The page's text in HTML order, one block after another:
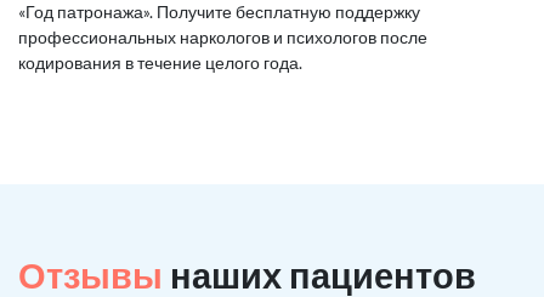
«Год патронажа». Получите бесплатную поддержку
профессиональных наркологов и психологов после
кодирования в течение целого года.
Отзывы наших пациентов